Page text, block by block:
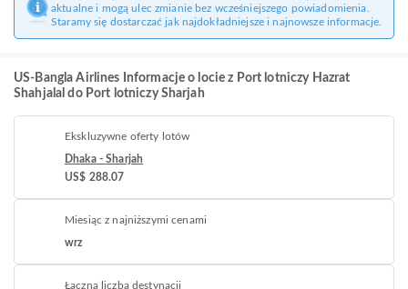
aktualne i mogą ulec zmianie bez wcześniejszego powiadomienia.
Staramy się dostarczać jak najdokładniejsze i najnowsze informacje.
US-Bangla Airlines Informacje o locie z Port lotniczy Hazrat
Shahjalal do Port lotniczy Sharjah
Ekskluzywne oferty lotów
Dhaka - Sharjah
US$ 288.07
Miesiąc z najniższymi cenami
wrz
Łączna liczba destynacji